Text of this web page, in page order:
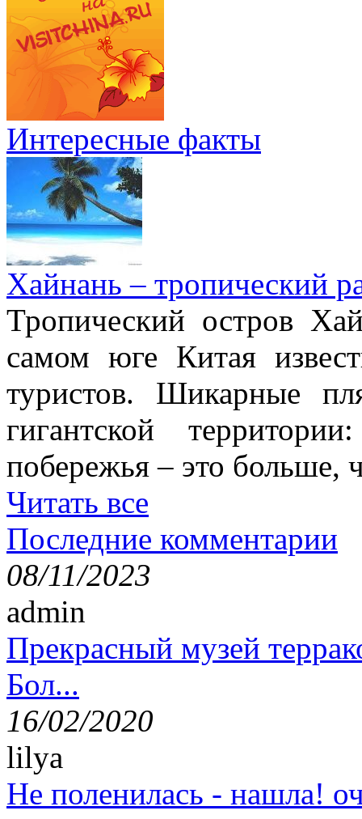
Интересные факты
Хайнань – тропический
Тропический остров
самом юге Китая
туристов. Шикарные
гигантской
побережья – это
Читать все
Последние комментарии
08/11/2023
admin
Прекрасный музей
Бол...
16/02/2020
lilya
Не поленилась - нашла!